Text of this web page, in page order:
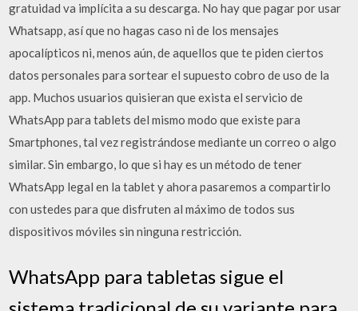
gratuidad va implícita a su descarga. No hay que pagar por usar
Whatsapp, así que no hagas caso ni de los mensajes
apocalípticos ni, menos aún, de aquellos que te piden ciertos
datos personales para sortear el supuesto cobro de uso de la
app. Muchos usuarios quisieran que exista el servicio de
WhatsApp para tablets del mismo modo que existe para
Smartphones, tal vez registrándose mediante un correo o algo
similar. Sin embargo, lo que si hay es un método de tener
WhatsApp legal en la tablet y ahora pasaremos a compartirlo
con ustedes para que disfruten al máximo de todos sus
dispositivos móviles sin ninguna restricción.
WhatsApp para tabletas sigue el